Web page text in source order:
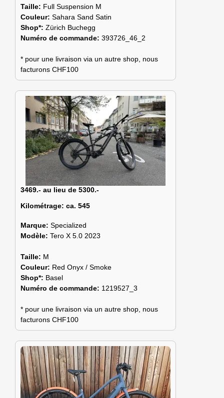
Taille: Full Suspension M
Couleur: Sahara Sand Satin
Shop*: Zürich Buchegg
Numéro de commande: 393726_46_2
* pour une livraison via un autre shop, nous
facturons CHF100
3469.- au lieu de 5300.-
Kilométrage: ca. 545
Marque: Specialized
Modèle: Tero X 5.0 2023
Taille: M
Couleur: Red Onyx / Smoke
Shop*: Basel
Numéro de commande: 1219527_3
* pour une livraison via un autre shop, nous
facturons CHF100